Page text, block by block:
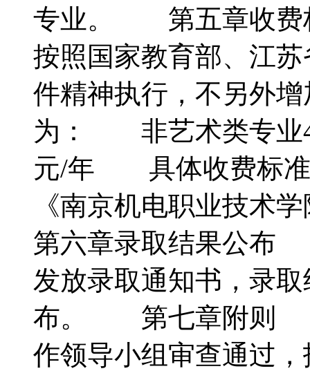
专业。 第五章收费
按照国家教育部、江
件精神执行，不另
为： 非艺术类专业
元/年 具体收费标准
《南京机电职业技
第六章录取结果公布
发放录取通知书，录
布。 第七章附则
作领导小组审查通过